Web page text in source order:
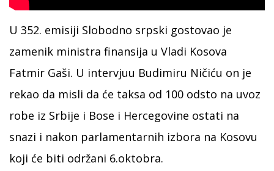
U 352. emisiji Slobodno srpski gostovao je
zamenik ministra finansija u Vladi Kosova
Fatmir Gaši. U intervjuu Budimiru Ničiću on je
rekao da misli da će taksa od 100 odsto na uvoz
robe iz Srbije i Bose i Hercegovine ostati na
snazi i nakon parlamentarnih izbora na Kosovu
koji će biti održani 6.oktobra.